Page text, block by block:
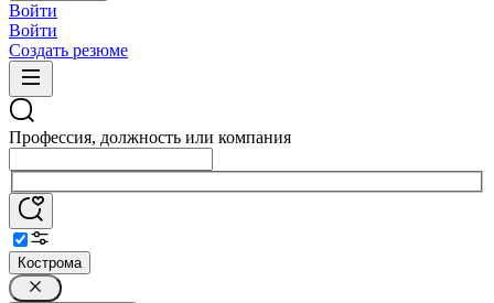
Войти
Войти
Создать резюме
Профессия, должность или компания
Кострома